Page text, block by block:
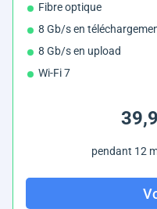
Fibre optique
8 Gb/s en
8 Gb/s en upload
Wi-Fi 7
pendant 12